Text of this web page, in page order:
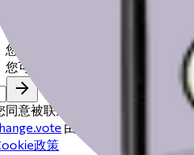
可能会获得50美元礼品卡。
可能会获得50美元礼品卡。
意被联系以安排反馈电话。您
由Change.org运营，
政策